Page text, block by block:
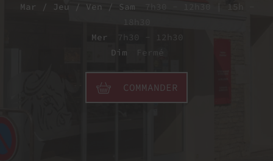
Mar / Jeu / Ven / Sam
7h30 - 12h30 | 15h -
Mer
7h30 - 12h30
Dim
Fermé
COMMANDER